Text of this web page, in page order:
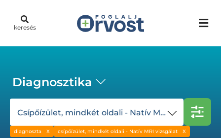
keresés
Diagnosztika
Csípőízület, mindkét oldali - Natív MRI vizsgálat
diagnoszta csípőízület, mindkét oldali - Natív MRI vizsgálat